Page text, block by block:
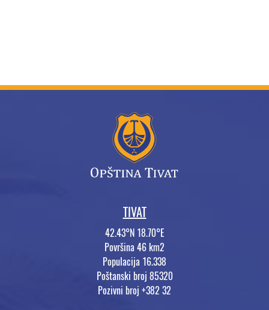
TIVAT
42.43°N 18.70°E
Površina 46 km2
Populacija 16.338
Poštanski broj 85320
Pozivni broj +382 32